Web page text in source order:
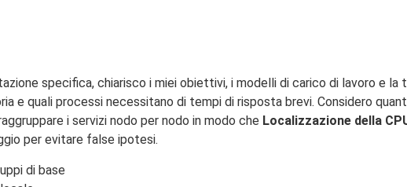
specifica, chiarisco i miei obiettivi, i modelli di carico di lavoro e la
e quali processi necessitano di tempi di risposta brevi. Considero
i servizi nodo per nodo in modo che Localizzazione della
per evitare false ipotesi.
di base